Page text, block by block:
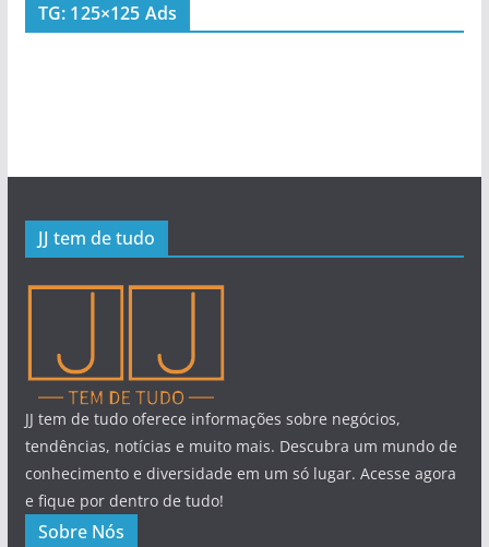
TG: 125×125 Ads
JJ tem de tudo
JJ tem de tudo oferece informações sobre negócios,
tendências, notícias e muito mais. Descubra um mundo de
conhecimento e diversidade em um só lugar. Acesse agora
e fique por dentro de tudo!
Sobre Nós